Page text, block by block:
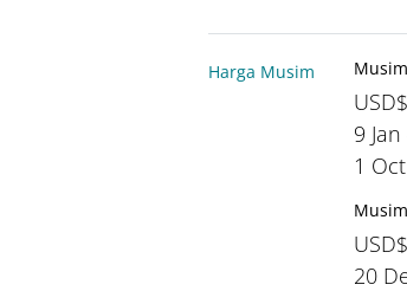
Harga Musim
9
1
20